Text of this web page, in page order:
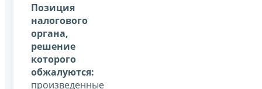
Позиция
налогового
органа,
решение
которого
обжалуются:
произведенные